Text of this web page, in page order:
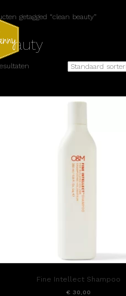
getagged “clean beauty”
Fine Intellect Shampoo
€30,00